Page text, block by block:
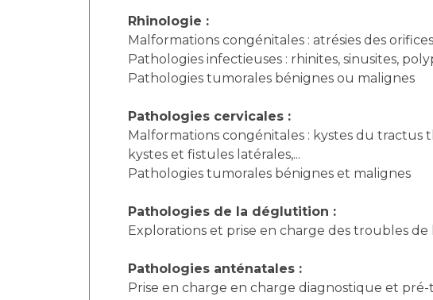
Rhinologie :
Malformations congénitales : atrésies des
Pathologies infectieuses : rhinites, sinusites,
Pathologies tumorales bénignes ou malignes
Pathologies cervicales :
Malformations congénitales : kystes du tractus
kystes et fistules latérales,...
Pathologies tumorales bénignes et malignes
Pathologies de la déglutition :
Explorations et prise en charge des troubles de
Pathologies anténatales :
Prise en charge en charge diagnostique et